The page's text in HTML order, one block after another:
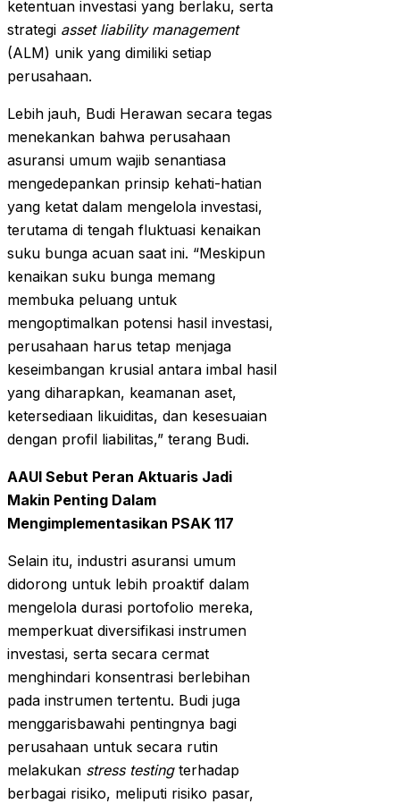
ketentuan investasi yang berlaku, serta
strategi asset liability management
(ALM) unik yang dimiliki setiap
perusahaan.
Lebih jauh, Budi Herawan secara tegas
menekankan bahwa perusahaan
asuransi umum wajib senantiasa
mengedepankan prinsip kehati-hatian
yang ketat dalam mengelola investasi,
terutama di tengah fluktuasi kenaikan
suku bunga acuan saat ini. “Meskipun
kenaikan suku bunga memang
membuka peluang untuk
mengoptimalkan potensi hasil investasi,
perusahaan harus tetap menjaga
keseimbangan krusial antara imbal hasil
yang diharapkan, keamanan aset,
ketersediaan likuiditas, dan kesesuaian
dengan profil liabilitas,” terang Budi.
AAUI Sebut Peran Aktuaris Jadi
Makin Penting Dalam
Mengimplementasikan PSAK 117
Selain itu, industri asuransi umum
didorong untuk lebih proaktif dalam
mengelola durasi portofolio mereka,
memperkuat diversifikasi instrumen
investasi, serta secara cermat
menghindari konsentrasi berlebihan
pada instrumen tertentu. Budi juga
menggarisbawahi pentingnya bagi
perusahaan untuk secara rutin
melakukan stress testingterhadap
berbagai risiko, meliputi risiko pasar,